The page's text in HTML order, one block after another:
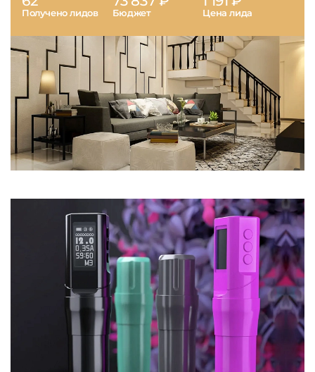
Получено лидов Бюджет Цена лида